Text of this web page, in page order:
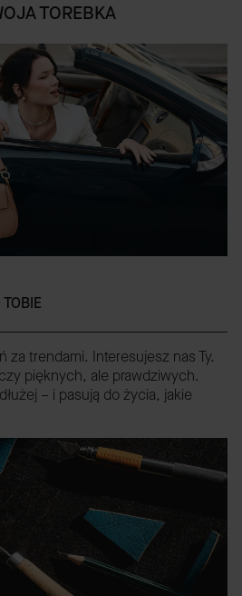
TOREBKA
za trendami. Interesujesz nas Ty.
pięknych, ale prawdziwych.
– i pasują do życia, jakie